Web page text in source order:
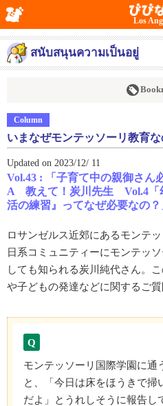
Los
สนับสนุนความเป็นอยู่
Column
いまなぜモンテッソーリ教育な
Updated on 2023/12/ 11
Vol.43 : 「子育て中の親御さん
A 教えて！炭川先生 Vol.4「
活の練習』ってなぜ必要なの？
ロサンゼルス近郊にあるモンテ
日系コミュニティーにモンテッ
しても知られる炭川純代さん。
や子どもの発達などに関するご質
Q
モンテッソーリ国際学園に通
と、「今日は床をほうきで掃
だよ」とうれしそうに報告し